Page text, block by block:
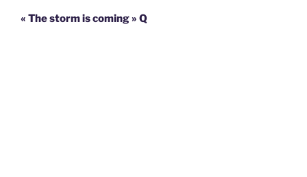
« The storm is coming » Q